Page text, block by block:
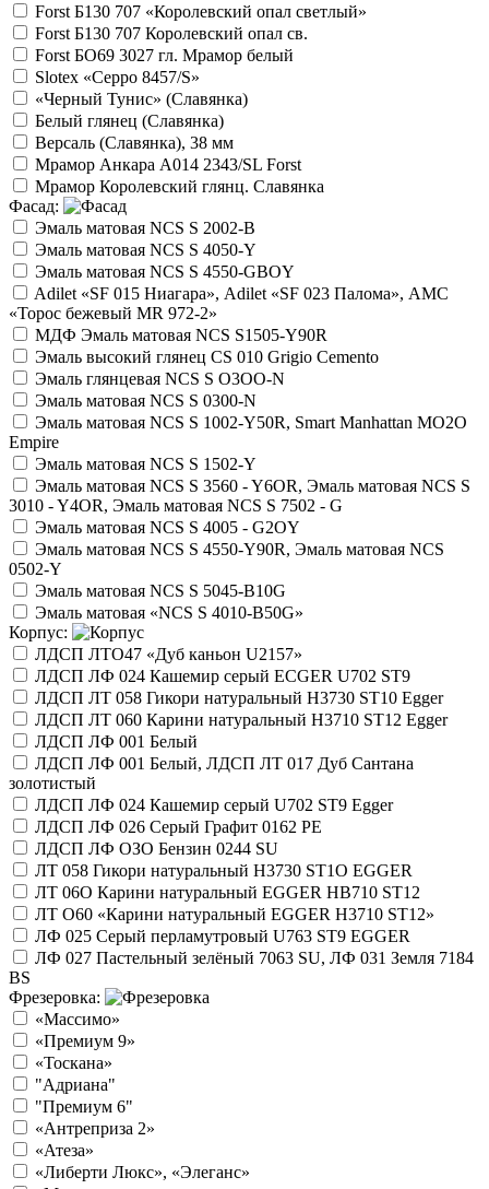
Forst Б130 707 «Королевский опал светлый»
Forst Б130 707 Королевский опал св.
Forst БО69 3027 гл. Мрамор белый
Slotex «Ceppo 8457/S»
«Черный Тунис» (Славянка)
Белый глянец (Славянка)
Версаль (Славянка), 38 мм
Мрамор Анкара А014 2343/SL Forst
Мрамор Королевский глянц. Славянка
Фасад:
Эмаль матовая NCS S 2002-B
Эмаль матовая NCS S 4050-Y
Эмаль матовая NCS S 4550-GBOY
Adilet «SF 015 Ниагара», Adilet «SF 023 Палома», АМС
«Торос бежевый MR 972-2»
МДФ Эмаль матовая NCS S1505-Y90R
Эмаль высокий глянец CS 010 Grigio Cemento
Эмаль глянцевая NCS S O3OO-N
Эмаль матовая NCS S 0300-N
Эмаль матовая NCS S 1002-Y50R, Smart Manhattan МО2O
Empire
Эмаль матовая NCS S 1502-Y
Эмаль матовая NCS S 3560 - Y6OR, Эмаль матовая NCS S
3010 - Y4OR, Эмаль матовая NCS S 7502 - G
Эмаль матовая NCS S 4005 - G2OY
Эмаль матовая NCS S 4550-Y90R, Эмаль матовая NCS
0502-Y
Эмаль матовая NCS S 5045-B10G
Эмаль матовая «NCS S 4010-B50G»
Корпус:
ЛДСП ЛТО47 «Дуб каньон U2157»
ЛДСП ЛФ 024 Кашемир серый ECGER U702 ST9
ЛДСП ЛТ 058 Гикори натуральный Н3730 ST10 Egger
ЛДСП ЛТ 060 Карини натуральный H3710 ST12 Egger
ЛДСП ЛФ 001 Белый
ЛДСП ЛФ 001 Белый, ЛДСП ЛТ 017 Дуб Сантана
золотистый
ЛДСП ЛФ 024 Кашемир серый U702 ST9 Egger
ЛДСП ЛФ 026 Серый Графит 0162 РЕ
ЛДСП ЛФ ОЗО Бензин 0244 SU
ЛТ 058 Гикори натуральный Н3730 ST1O EGGER
ЛТ 06О Карини натуральный EGGER HB710 ST12
ЛТ О60 «Карини натуральный EGGER H3710 ST12»
ЛФ 025 Серый перламутровый U763 ST9 EGGER
ЛФ 027 Пастельный зелёный 7063 SU, ЛФ 031 Земля 7184
BS
Фрезеровка:
«Массимо»
«Премиум 9»
«Тоскана»
"Адриана"
"Премиум 6"
«Антреприза 2»
«Атеза»
«Либерти Люкс», «Элеганс»